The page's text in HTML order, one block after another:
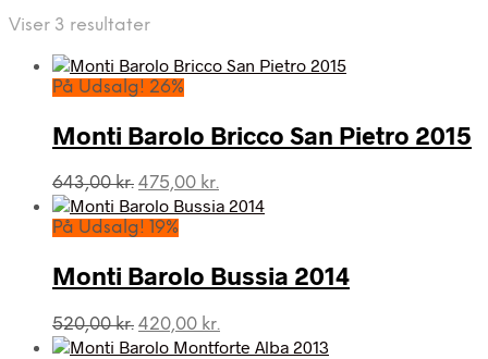
Viser 3 resultater
På Udsalg! 26%
Monti Barolo Bricco San Pietro 2015
643,00kr. Den
oprindelige
pris
643,00 kr..
475,00 kr.
aktuelle
475,00 kr..
På Udsalg! 19%
Monti Barolo Bussia 2014
520,00kr. Den
oprindelige
420,00 kr.
aktuelle